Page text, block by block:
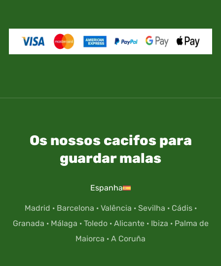
Os nossos cacifos para
guardar malas
Espanha
Madrid · Barcelona · Valência · Sevilha · Cádis·
Granada · Málaga · Toledo· Alicante· Ibiza · Palma de
Maiorca · A Coruña